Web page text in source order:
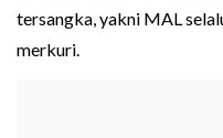
tersangka, yakni MAL
merkuri.